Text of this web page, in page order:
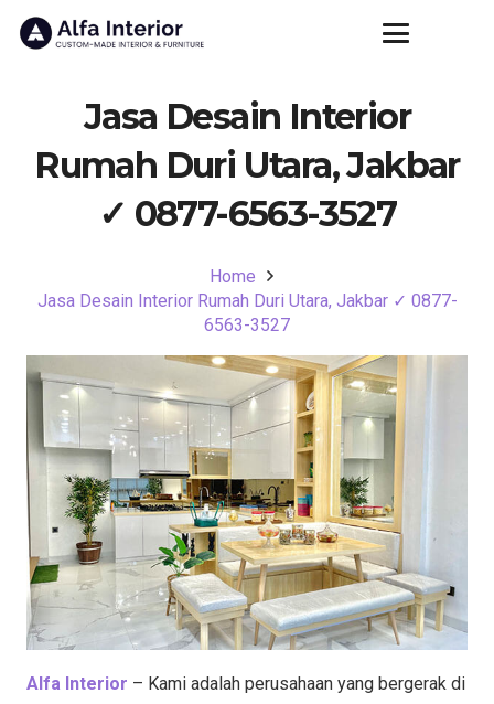
Jasa Desain Interior
Rumah Duri Utara, Jakbar
✓ 0877-6563-3527
Home
Jasa Desain Interior Rumah Duri Utara, Jakbar ✓ 0877-
6563-3527
Alfa Interior – Kami adalah perusahaan yang bergerak di